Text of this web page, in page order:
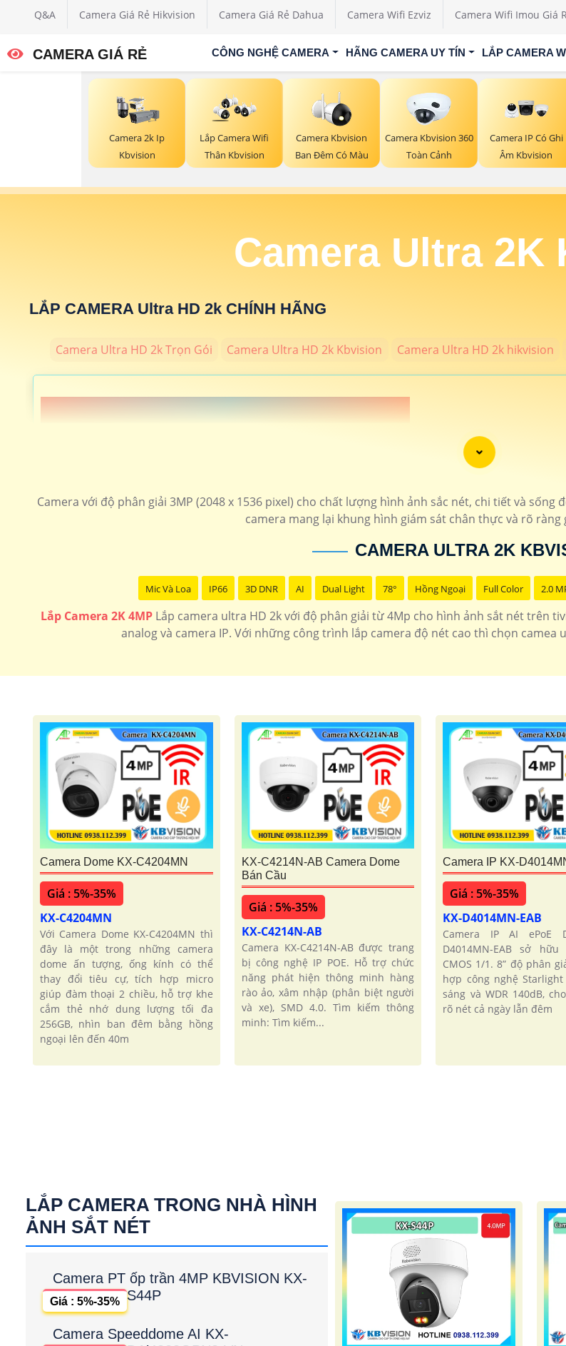
Q&A Camera Giá Rẻ Hikvision Camera Giá Rẻ Dahua Camera Wifi Ezviz Camera Wifi Imou Giá
CAMERA GIÁ RẺ CÔNG NGHỆ CAMERA HÃNG CAMERA UY TÍN LẮP CAMERA
Camera 2k Ip
Kbvision
Lắp Camera Wifi
Thân Kbvision
Camera Kbvision
Ban Đêm Có Màu
Camera Kbvision 360
Toàn Cảnh
Camera IP Có Ghi
Âm Kbvision
Camera Ultra 2K
LẮP CAMERA Ultra HD 2k CHÍNH HÃNG
Camera Ultra HD 2k Trọn Gói Camera Ultra HD 2k Kbvision Camera Ultra HD 2k hikvision
📗 LẮP CAEMRA HÌNH ẢNH SIÊU SẮT NÉT 2K 💎
️🖍 lắp camera hình ảnh chất lượng sắt nét độ phân giải 4MP trở lên đạt chất lượng 2k thương hiệu camera uy tín
sản phẩm camera chính hãng hình ảnh sắt nét cho công
THÔNG TIN
7.400.000 VNĐ Bộ 4
🗂 Camera wifi 360 Siêu Nét 1.400.000 VNĐhổ trợ thẻ
📶 Camera Siêu nét 4MP Kbvision 1.900.000 VNĐCamera hình
Camera với độ phân giải 3MP (2048 x 1536 pixel) cho chất lượng hình ảnh sắc nét, chi tiết và
camera mang lại khung hình giám sát chân thực và rõ ràng
CAMERA ULTRA 2K
Mic Và Loa IP66 3D DNR AI Dual Light 78° Hồng Ngoại Full Color 2.0
Lắp Camera 2K 4MP Lắp camera ultra HD 2k với độ phân giải từ 4Mp cho hình ảnh sắt nét trên
analog và camera IP. Với những công trình lắp camera độ nét cao thì chọn
Camera Dome KX-C4204MN
Giá : 5%-35%
KX-C4204MN
Với Camera Dome KX-C4204MN thì
đây là một trong những camera
dome ấn tượng, ống kính có thể
thay đổi tiêu cự, tích hợp micro
giúp đàm thoại 2 chiều, hỗ trợ khe
cắm thẻ nhớ dung lượng tối đa
256GB, nhìn ban đêm bằng hồng
ngoại lên đến 40m
KX-C4214N-AB Camera Dome
Bán Cầu
Giá : 5%-35%
KX-C4214N-AB
Camera KX-C4214N-AB được trang
bị công nghệ IP POE. Hỗ trợ chức
năng phát hiện thông minh hàng
rào ảo, xâm nhập (phân biệt người
và xe), SMD 4.0. Tìm kiếm thông
minh: Tìm kiếm...
Camera IP KX-
Giá : 5%-35%
KX-D4014MN-EAB
Camera IP AI ePoE
D4014MN-EAB sở
CMOS 1/1. 8” độ phân
hợp công nghệ
sáng và WDR 140dB,
rõ nét cả ngày lẫn đêm
LẮP CAMERA TRONG NHÀ HÌNH
ẢNH SẮT NÉT
Camera PT ốp trần 4MP KBVISION KX-
S44P
Giá : 5%-35%
Camera Speeddome AI KX-